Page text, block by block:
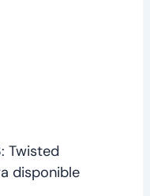
Twisted
disponible